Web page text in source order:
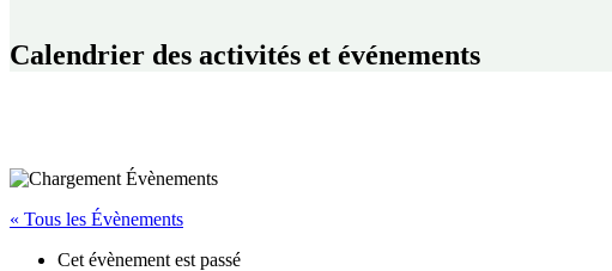
Calendrier des activités et événements
« Tous les Évènements
Cet évènement est passé